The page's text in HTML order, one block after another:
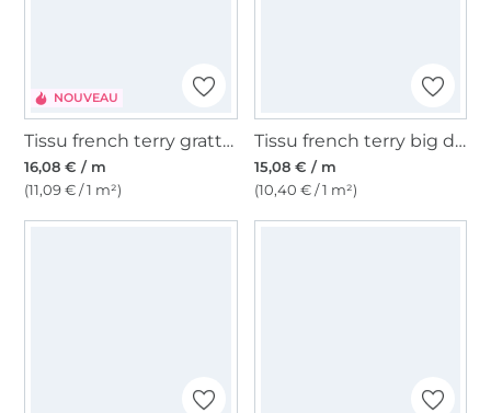
NOUVEAU
Tissu french terry gratté Colour Stripes, pourpre
16,08 € / m
(11,09 € / 1 m²)
Tissu french terry big dots, marron
15,08 € / m
(10,40 € / 1 m²)